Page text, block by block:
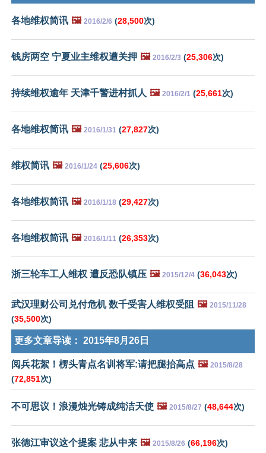
各地维权简讯 🖼️ 2016/2/6 (28,500次)
钱房两空 宁夏业主维权遭关押 🖼️ 2016/2/3 (25,306次)
持续维权逾年 天津千警进村抓人 🖼️ 2016/2/1 (25,661次)
各地维权简讯 🖼️ 2016/1/31 (27,827次)
维权简讯 🖼️ 2016/1/24 (25,606次)
各地维权简讯 🖼️ 2016/1/18 (29,427次)
各地维权简讯 🖼️ 2016/1/11 (26,353次)
浙三轮车工人维权 遭反恐队镇压 🖼️ 2015/12/4 (36,043次)
武汉理财公司兑付危机 数千受害人维权受阻 🖼️ 2015/11/28
(35,500次)
更多文章导读： 2015年8月26日
阅兵花絮！楞头青点名训将军:请把腿抬高点 🖼️ 2015/8/28
(72,851次)
不可思议！浪漫烛光铸成纯洁天使 🖼️ 2015/8/27 (48,644次)
张德江审议这个提案 悲从中来 🖼️ 2015/8/26 (66,196次)